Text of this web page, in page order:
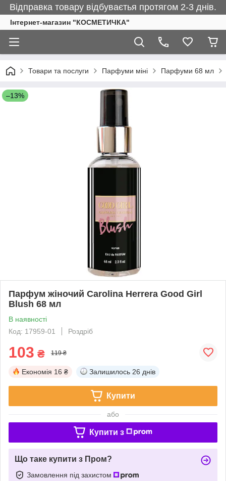
Відправка товару відбуваєтья протягом 2-3 днів.
Інтернет-магазин "КОСМЕТИЧКА"
Товари та послуги Парфуми міні Парфуми 68 мл
–13%
Парфум жіночий Carolina Herrera Good Girl
Blush 68 мл
В наявності
Код: 17959-01
Роздріб
103 ₴ 119 ₴
Економія 16 ₴ Залишилось 26 днів
Купити
або
Купити з
Що таке купити з Пром?
Замовлення під захистом